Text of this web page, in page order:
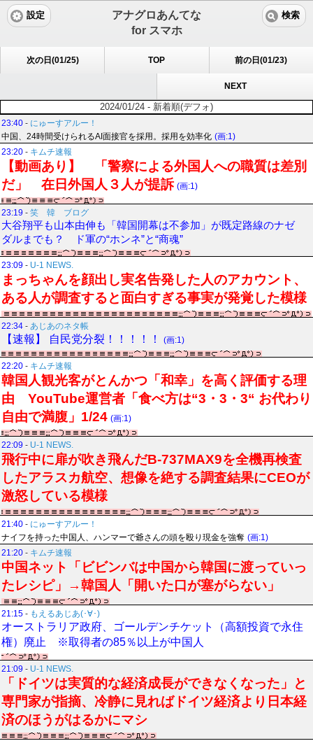
アナグロあんてな
for スマホ
設定 検索
次の日(01/25) TOP 前の日(01/23)
NEXT
2024/01/24 - 新着順(デフォ)
23:40 - にゅーすアルー！
中国、24時間受けられるAI面接官を採用。採用を効率化 (画:1)
23:20 - キムチ速報
【動画あり】 「警察による外国人への職質は差別
だ」 在日外国人３人が提訴 (画:1)
23:19 - 笑 韓 ブログ
大谷翔平も山本由伸も「韓国開幕は不参加」が既定路線のナゼ
ダルまでも？ ド軍の“ホンネ”と“商魂”
23:09 - U-1 NEWS.
まっちゃんを顔出し実名告発した人のアカウント、
ある人が調査すると面白すぎる事実が発覚した模様
22:34 - あじあのネタ帳
【速報】 自民党分裂！！！！！ (画:1)
22:20 - キムチ速報
韓国人観光客がとんかつ「和幸」を高く評価する理
由 YouTube運営者「食べ方は“3・3・3“ お代わり
自由で満腹」1/24 (画:1)
22:09 - U-1 NEWS.
飛行中に扉が吹き飛んだB-737MAX9を全機再検査
したアラスカ航空、想像を絶する調査結果にCEOが
激怒している模様
21:40 - にゅーすアルー！
ナイフを持った中国人、ハンマーで爺さんの頭を殴り現金を強奪 (画:1)
21:20 - キムチ速報
中国ネット「ビビンバは中国から韓国に渡っていっ
たレシピ」→韓国人「開いた口が塞がらない」
21:15 - もえるあじあ(･∀･)
オーストラリア政府、ゴールデンチケット（高額投資で永住
権）廃止 ※取得者の85％以上が中国人
21:09 - U-1 NEWS.
「ドイツは実質的な経済成長ができなくなった」と
専門家が指摘、冷静に見ればドイツ経済より日本経
済のほうがはるかにマシ